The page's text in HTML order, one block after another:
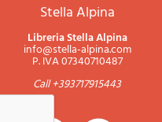
Stella Alpina
Libreria Stella Alpina
info@stella-alpina.com
P. IVA 07340710487
Call +393717915443